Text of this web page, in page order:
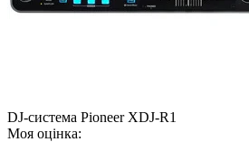
DJ-система Pioneer XDJ-R1
Моя оцінка: